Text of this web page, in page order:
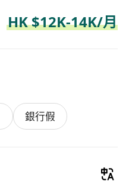
HK $12K-14K/月
銀行假